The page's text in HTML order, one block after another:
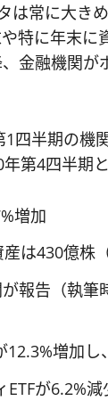
は常に大き
特に年末に
金融機関
四半期の機
第4四半期
増加
は430億株
報告（執筆
12.3%増加し
ETFが6.2%